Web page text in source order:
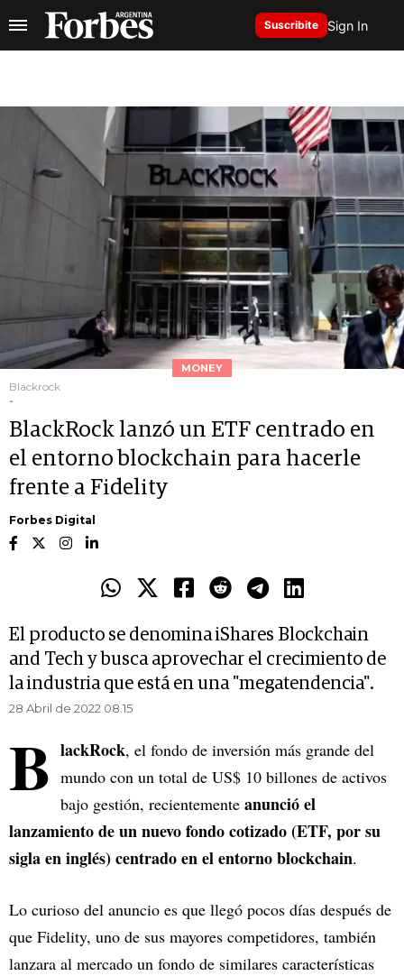
Suscribite Sign In
MONEY
Blackrock
-
BlackRock lanzó un ETF centrado en
el entorno blockchain para hacerle
frente a Fidelity
Forbes Digital
El producto se denomina iShares Blockchain
and Tech y busca aprovechar el crecimiento de
la industria que está en una "megatendencia".
28 Abril de 2022 08.15
B lackRock, el fondo de inversión más grande del
mundo con un total de US$ 10 billones de activos
bajo gestión, recientemente anunció el
lanzamiento de un nuevo fondo cotizado (ETF, por su
sigla en inglés) centrado en el entorno blockchain.
Lo curioso del anuncio es que llegó pocos días después de
que Fidelity, uno de sus mayores competidores, también
lanzara al mercado un fondo de similares características